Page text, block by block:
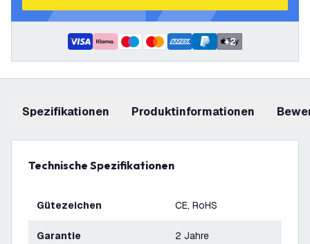
+2
Spezifikationen Produktinformationen
Technische Spezifikationen
Gütezeichen CE, RoHS
Garantie 2 Jahre